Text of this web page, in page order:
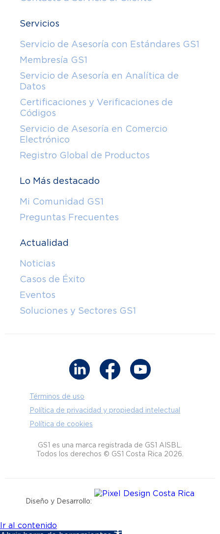
Servicios
Servicio de Asesoría con Estándares GS1
Membresía GS1
Servicio de Asesoría en Analítica de
Datos
Certificaciones y Verificaciones de
Códigos
Servicio de Asesoría en Comercio
Electrónico
Registro Global de Productos
Lo Más destacado
Mi Comunidad GS1
Preguntas Frecuentes
Actualidad
Noticias
Casos de Éxito
Eventos
Soluciones y Sectores GS1
Términos de uso
Política de privacidad y propiedad intelectual
Política de cookies
GS1 es una marca registrada de GS1 AISBL.
Todos los derechos © GS1 Costa Rica 2026.
Diseño y Desarrollo:
Ir al contenido